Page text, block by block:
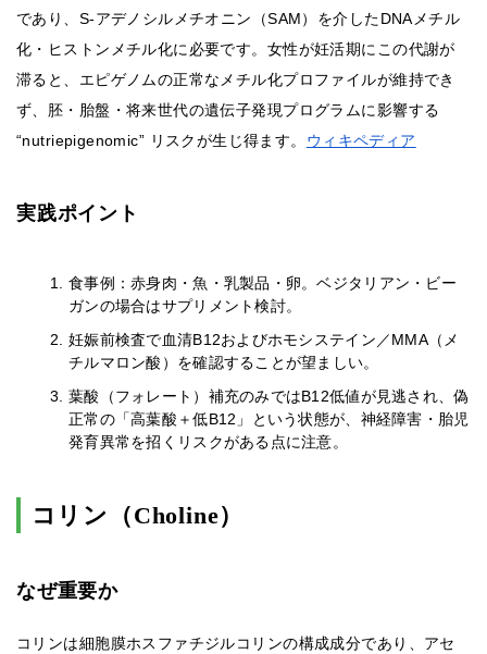
であり、S-アデノシルメチオニン（SAM）を介したDNAメチル
化・ヒストンメチル化に必要です。女性が妊活期にこの代謝が
滞ると、エピゲノムの正常なメチル化プロファイルが維持でき
ず、胚・胎盤・将来世代の遺伝子発現プログラムに影響する
“nutriepigenomic” リスクが生じ得ます。 ウィキペディア
実践ポイント
食事例：赤身肉・魚・乳製品・卵。ベジタリアン・ビー
ガンの場合はサプリメント検討。
妊娠前検査で血清B12およびホモシステイン／MMA（メ
チルマロン酸）を確認することが望ましい。
葉酸（フォレート）補充のみではB12低値が見逃され、偽
正常の「高葉酸＋低B12」という状態が、神経障害・胎児
発育異常を招くリスクがある点に注意。
コリン（Choline）
なぜ重要か
コリンは細胞膜ホスファチジルコリンの構成成分であり、アセ